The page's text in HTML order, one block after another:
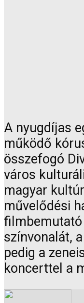
A nyugdíjas
működő
összefogó
város
magyar
művelődési
filmbemutató
színvonalát,
pedig a
koncerttel a